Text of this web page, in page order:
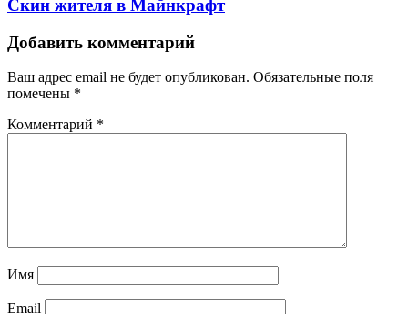
Скин жителя в Майнкрафт
Добавить комментарий
Ваш адрес email не будет опубликован. Обязательные поля
помечены *
Комментарий *
Имя
Email